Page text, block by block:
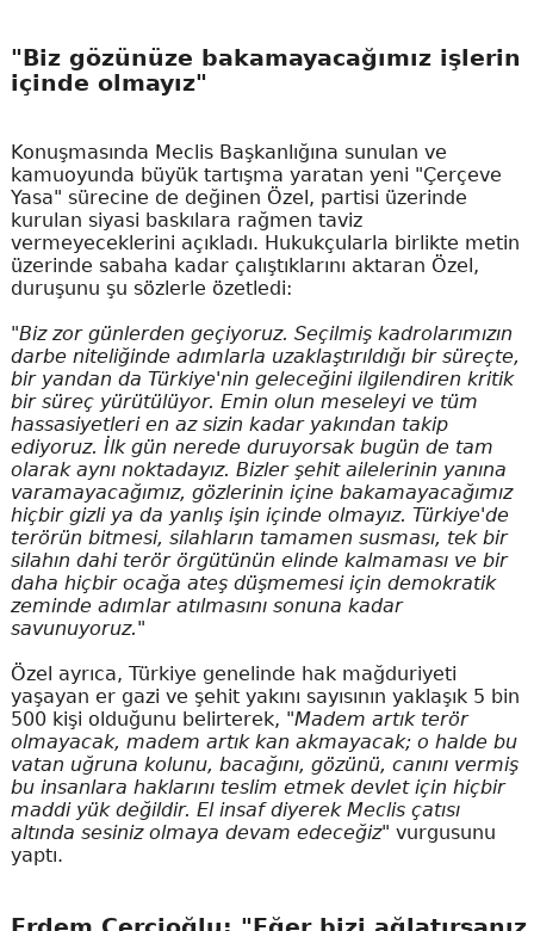
"Biz gözünüze bakamayacağımız işlerin
içinde olmayız"
Konuşmasında Meclis Başkanlığına sunulan ve
kamuoyunda büyük tartışma yaratan yeni "Çerçeve
Yasa" sürecine de değinen Özel, partisi üzerinde
kurulan siyasi baskılara rağmen taviz
vermeyeceklerini açıkladı. Hukukçularla birlikte metin
üzerinde sabaha kadar çalıştıklarını aktaran Özel,
duruşunu şu sözlerle özetledi:
"Biz zor günlerden geçiyoruz. Seçilmiş kadrolarımızın
darbe niteliğinde adımlarla uzaklaştırıldığı bir süreçte,
bir yandan da Türkiye'nin geleceğini ilgilendiren kritik
bir süreç yürütülüyor. Emin olun meseleyi ve tüm
hassasiyetleri en az sizin kadar yakından takip
ediyoruz. İlk gün nerede duruyorsak bugün de tam
olarak aynı noktadayız. Bizler şehit ailelerinin yanına
varamayacağımız, gözlerinin içine bakamayacağımız
hiçbir gizli ya da yanlış işin içinde olmayız. Türkiye'de
terörün bitmesi, silahların tamamen susması, tek bir
silahın dahi terör örgütünün elinde kalmaması ve bir
daha hiçbir ocağa ateş düşmemesi için demokratik
zeminde adımlar atılmasını sonuna kadar
savunuyoruz."
Özel ayrıca, Türkiye genelinde hak mağduriyeti
yaşayan er gazi ve şehit yakını sayısının yaklaşık 5 bin
500 kişi olduğunu belirterek, "Madem artık terör
olmayacak, madem artık kan akmayacak; o halde bu
vatan uğruna kolunu, bacağını, gözünü, canını vermiş
bu insanlara haklarını teslim etmek devlet için hiçbir
maddi yük değildir. El insaf diyerek Meclis çatısı
altında sesiniz olmaya devam edeceğiz" vurgusunu
yaptı.